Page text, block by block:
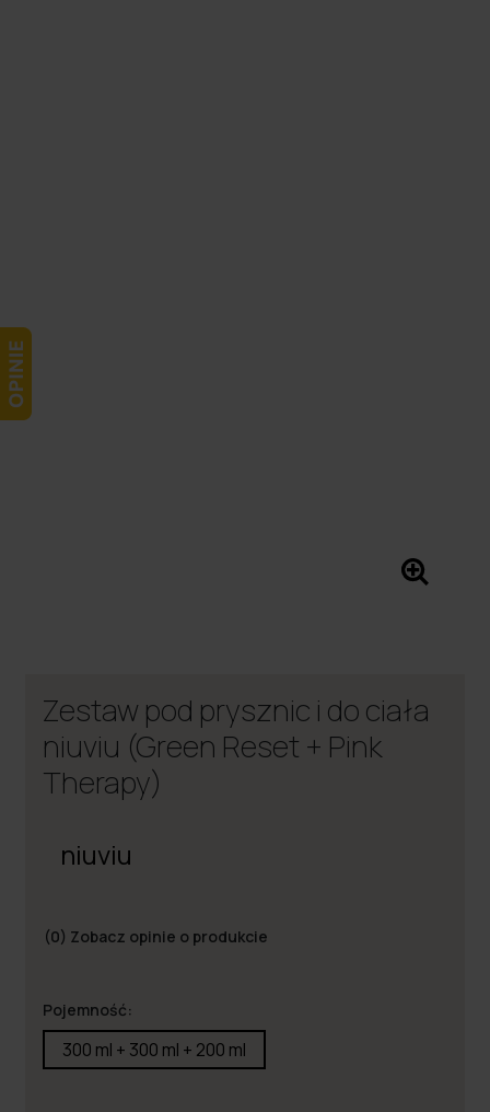
Zestaw pod prysznic i do ciała
niuviu (Green Reset + Pink
Therapy)
niuviu
(0) Zobacz opinie o produkcie
Pojemność:
300 ml + 300 ml + 200 ml